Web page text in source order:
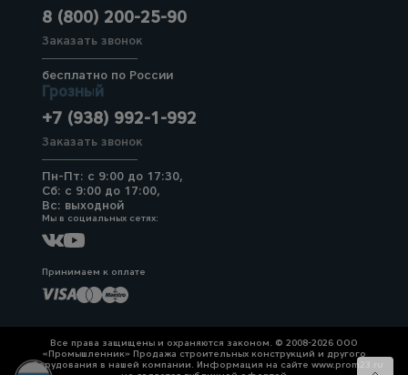
8 (800) 200-25-90
Заказать звонок
бесплатно по России
Грозный
+7 (938) 992-1-992
Заказать звонок
Пн-Пт: с 9:00 до 17:30,
Сб: с 9:00 до 17:00,
Вс: выходной
Мы в социальных сетях:
Принимаем к оплате
Все права защищены и охраняются законом. © 2008-2026 ООО
«Промышленник» Продажа строительных конструкций и другого
оборудования в нашей компании. Информация на сайте www.prom23.ru